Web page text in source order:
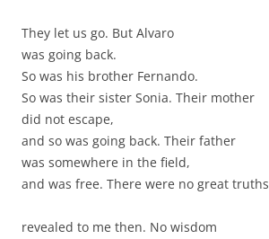
They let us go. But Alvaro
was going back.
So was his brother Fernando.
So was their sister Sonia. Their mother
did not escape,
and so was going back. Their father
was somewhere in the field,
and was free. There were no great truths
revealed to me then. No wisdom